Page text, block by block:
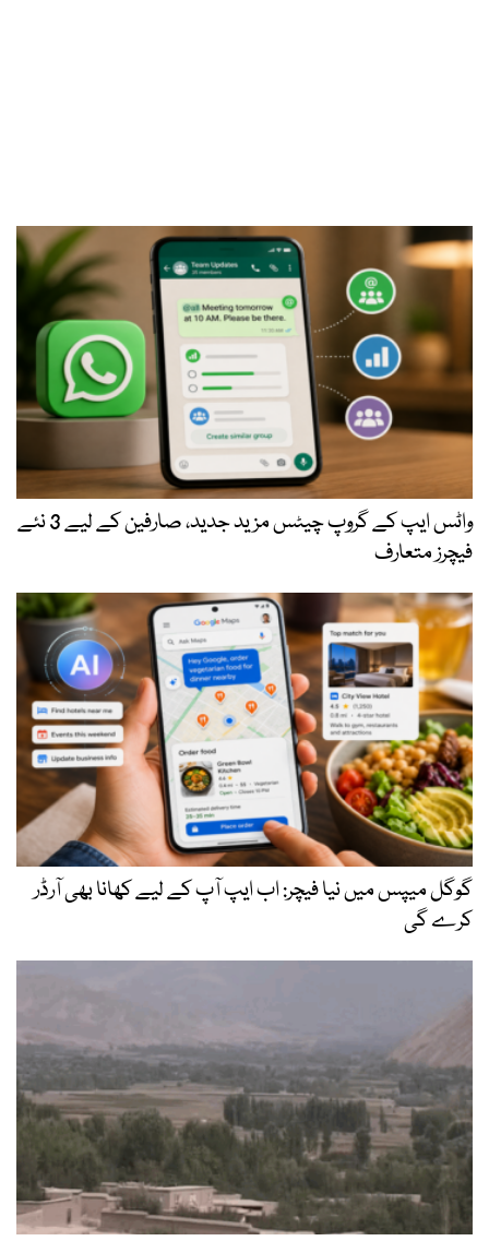
واٹس ایپ کے گروپ چیٹس مزید جدید، صارفین کے لیے 3 نئے
فیچرز متعارف
گوگل میپس میں نیا فیچر: اب ایپ آپ کے لیے کھانا بھی آرڈر
کرے گی